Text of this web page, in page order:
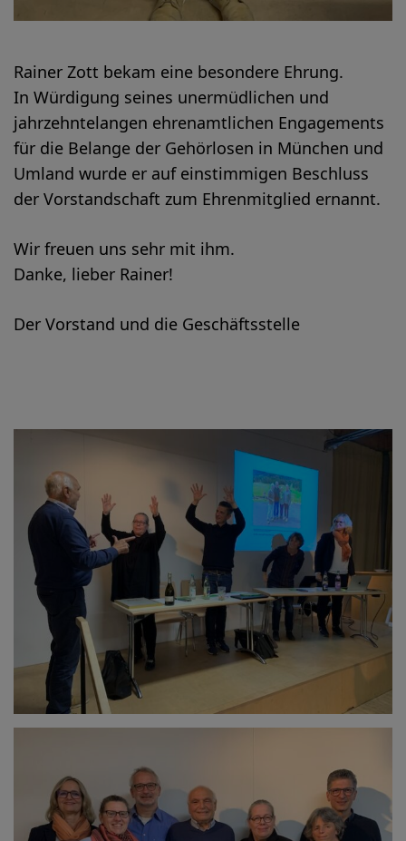
Rainer Zott bekam eine besondere Ehrung.
In Würdigung seines unermüdlichen und
jahrzehntelangen ehrenamtlichen Engagements
für die Belange der Gehörlosen in München und
Umland wurde er auf einstimmigen Beschluss
der Vorstandschaft zum Ehrenmitglied ernannt.
Wir freuen uns sehr mit ihm.
Danke, lieber Rainer!
Der Vorstand und die Geschäftsstelle